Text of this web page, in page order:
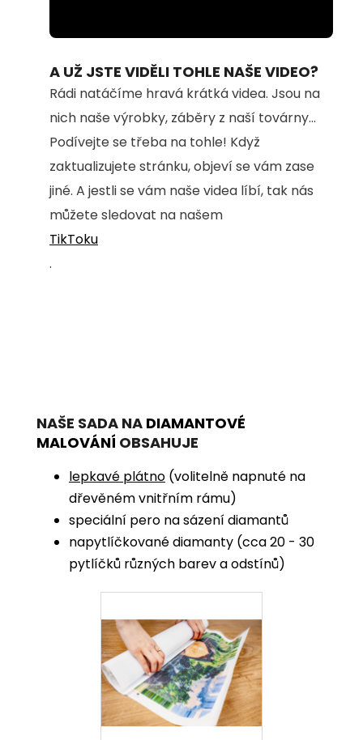
90.50%
A UŽ JSTE VIDĚLI TOHLE NAŠE VIDEO?
Rádi natáčíme hravá krátká videa. Jsou na
nich naše výrobky, záběry z naší továrny...
Podívejte se třeba na tohle! Když
zaktualizujete stránku, objeví se vám zase
jiné. A jestli se vám naše videa líbí, tak nás
můžete sledovat na našem
TikToku
.
NAŠE SADA NA DIAMANTOVÉ
MALOVÁNÍ OBSAHUJE
lepkavé plátno (volitelně napnuté na
dřevěném vnitřním rámu)
speciální pero na sázení diamantů
napytlíčkované diamanty (cca 20 - 30
pytlíčků různých barev a odstínů)